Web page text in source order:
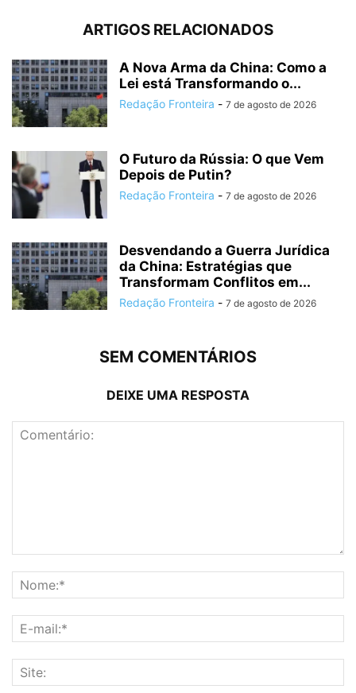
ARTIGOS RELACIONADOS
A Nova Arma da China: Como a
Lei está Transformando o...
Redação Fronteira - 7 de agosto de 2026
O Futuro da Rússia: O que Vem
Depois de Putin?
Redação Fronteira - 7 de agosto de 2026
Desvendando a Guerra Jurídica
da China: Estratégias que
Transformam Conflitos em...
Redação Fronteira - 7 de agosto de 2026
SEM COMENTÁRIOS
DEIXE UMA RESPOSTA